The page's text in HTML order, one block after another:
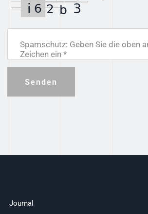
Spamschutz: Geben Sie die oben
Zeichen ein *
Senden
Journal